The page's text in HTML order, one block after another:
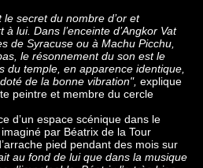
secret du nombre d’or et
lui. Dans l’enceinte d’Angkor Vat
de Syracuse ou à Machu Picchu,
le résonnement du son est le
du temple, en apparence identique,
de la bonne vibration", explique
peintre et membre du cercle
d’un espace scénique dans le
par Béatrix de la Tour
pied pendant des mois sur
au fond de lui que dans la musique